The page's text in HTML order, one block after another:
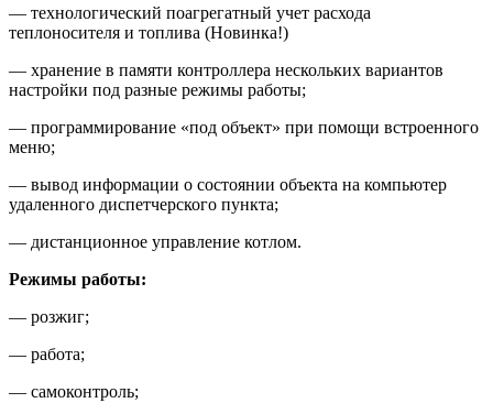
— технологический поагрегатный учет расхода
теплоносителя и топлива (Новинка!)
— хранение в памяти контроллера нескольких вариантов
настройки под разные режимы работы;
— программирование «под объект» при помощи встроенного
меню;
— вывод информации о состоянии объекта на компьютер
удаленного диспетчерского пункта;
— дистанционное управление котлом.
Режимы работы:
— розжиг;
— работа;
— самоконтроль;